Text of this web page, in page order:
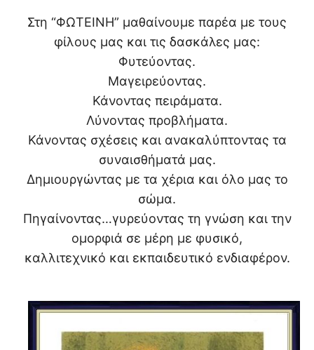
Στη “ΦΩΤΕΙΝΗ” μαθαίνουμε παρέα με τους
φίλους μας και τις δασκάλες μας:
Φυτεύοντας.
Μαγειρεύοντας.
Κάνοντας πειράματα.
Λύνοντας προβλήματα.
Κάνοντας σχέσεις και ανακαλύπτοντας τα
συναισθήματά μας.
Δημιουργώντας με τα χέρια και όλο μας το
σώμα.
Πηγαίνοντας…γυρεύοντας τη γνώση και την
ομορφιά σε μέρη με φυσικό,
καλλιτεχνικό και εκπαιδευτικό ενδιαφέρον.